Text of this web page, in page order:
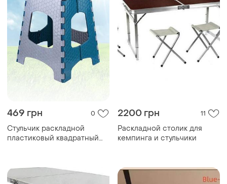
469 грн 0
Стульчик раcкладной
пластиковый квадратный
2200 грн 11
Раскладной столик для
кемпинга и стульчики